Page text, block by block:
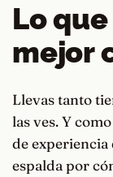
Lo
mejor
Llevas tanto
las ves. Y
de experiencia
espalda por